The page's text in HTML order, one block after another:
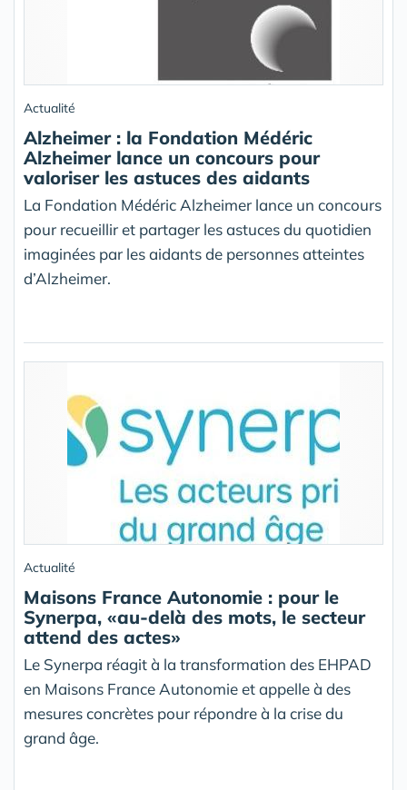
Actualité
Alzheimer : la Fondation Médéric
Alzheimer lance un concours pour
valoriser les astuces des aidants
La Fondation Médéric Alzheimer lance un concours
pour recueillir et partager les astuces du quotidien
imaginées par les aidants de personnes atteintes
d’Alzheimer.
Actualité
Maisons France Autonomie : pour le
Synerpa, «au-delà des mots, le secteur
attend des actes»
Le Synerpa réagit à la transformation des EHPAD
en Maisons France Autonomie et appelle à des
mesures concrètes pour répondre à la crise du
grand âge.